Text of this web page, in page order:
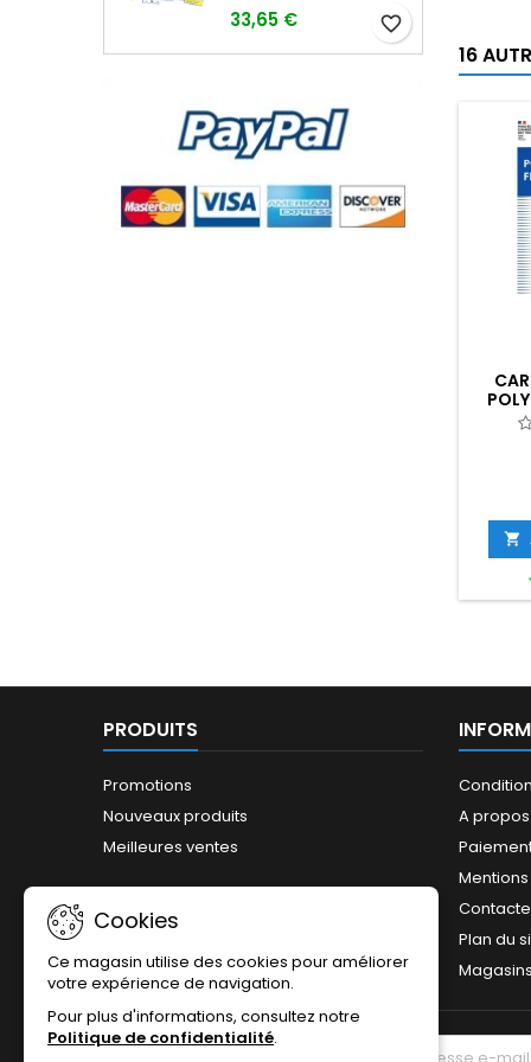
33,65 € favorite_border
16

PRODUITS
Promotions
Nouveaux produits
Meilleures ventes
A propos
Plan du
Magasins
Cookies
Ce magasin utilise des cookies pour améliorer
votre expérience de navigation.
Pour plus d'informations, consultez notre
Politique de confidentialité.